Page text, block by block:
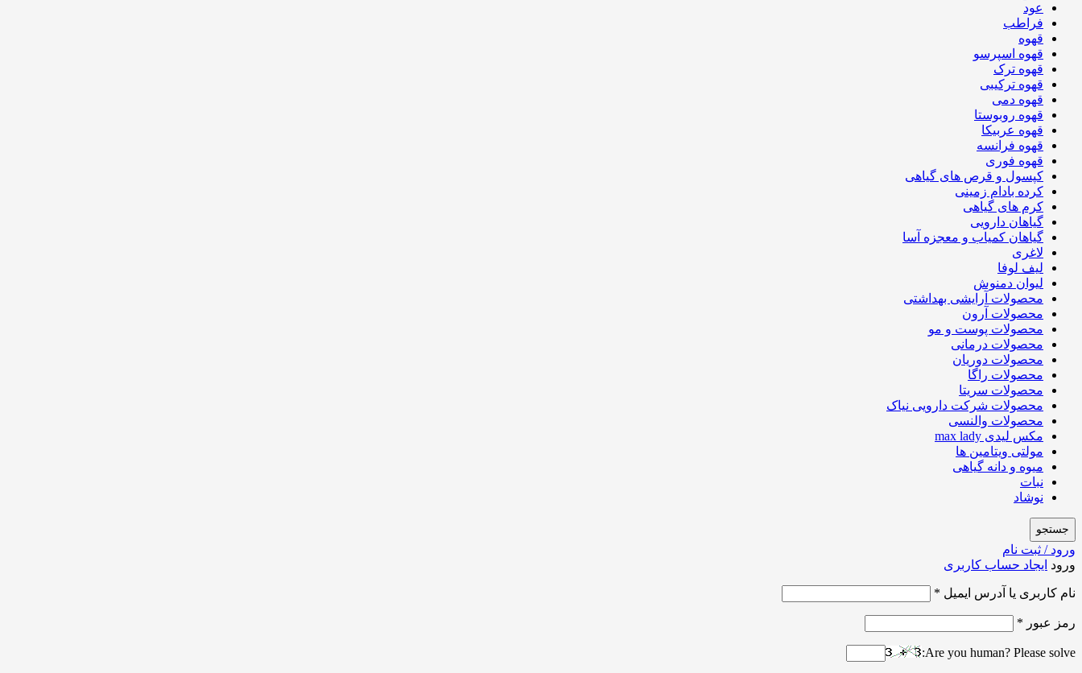
عود
فراطب
قهوه
قهوه اسپرسو
قهوه ترک
قهوه ترکیبی
قهوه دمی
قهوه روبوستا
قهوه عربیکا
قهوه فرانسه
قهوه فوری
کپسول و قرص های گیاهی
کرده بادام زمینی
کرم های گیاهی
گیاهان دارویی
گیاهان کمیاب و معجزه آسا
لاغری
لیف لوفا
لیوان دمنوش
محصولات آرایشی بهداشتی
محصولات آرون
محصولات پوست و مو
محصولات درمانی
محصولات دوریان
محصولات راگا
محصولات سریتا
محصولات شرکت دارویی نیاک
محصولات والنسی
مکس لیدی max lady
مولتی ویتامین ها
میوه و دانه گیاهی
نبات
نوشاد
جستجو
ورود / ثبت نام
ورود ایجاد حساب کاربری
نام کاربری یا آدرس ایمیل *
رمز عبور *
Are you human? Please solve: